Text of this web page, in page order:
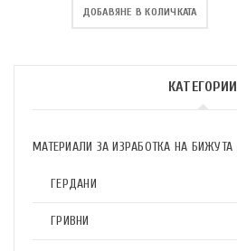
КАТЕГОРИИ
МАТЕРИАЛИ ЗА ИЗРАБОТКА НА БИЖУТА
ГЕРДАНИ
ГРИВНИ
ДОБАВЯНЕ В КОЛИЧКАТА